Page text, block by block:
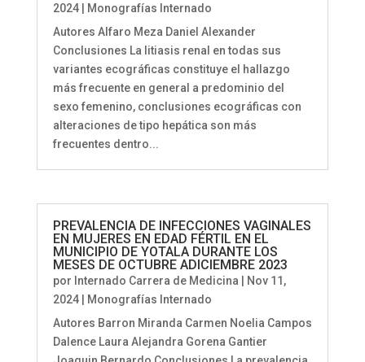
2024|
Monografías Internado
Autores Alfaro Meza Daniel Alexander
Conclusiones La litiasis renal en todas sus
variantes ecográficas constituye el hallazgo
más frecuente en general a predominio del
sexo femenino, conclusiones ecográficas con
alteraciones de tipo hepática son más
frecuentes dentro...
PREVALENCIA DE INFECCIONES VAGINALES
EN MUJERES EN EDAD FÉRTIL EN EL
MUNICIPIO DE YOTALA DURANTE LOS
MESES DE OCTUBRE ADICIEMBRE 2023
por Internado Carrera de Medicina
Nov 11,
2024|
Monografías Internado
Autores Barron Miranda Carmen Noelia Campos
Dalence Laura Alejandra Gorena Gantier